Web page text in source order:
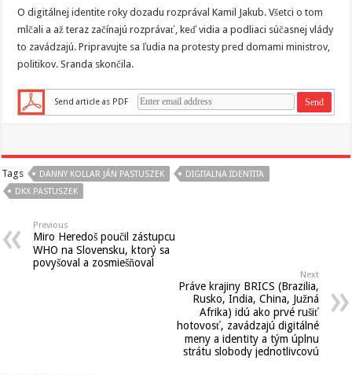
O digitálnej identite roky dozadu rozprával Kamil Jakub. Všetci o tom
mlčali a až teraz začínajú rozprávať, keď vidia a podliaci súčasnej vlády
to zavádzajú. Pripravujte sa ľudia na protesty pred domami ministrov,
politikov. Sranda skončila.
Send article as PDF
Tags DANNY KOLLAR JÁN PASTUSZEK
DIGITALNA IDENTITA
DKX PASTUSZEK
Previous
Miro Heredoš poučil zástupcu
WHO na Slovensku, ktorý sa
povyšoval a zosmiešňoval
Next
Práve krajiny BRICS (Brazilia,
Rusko, India, China, Južná
Afrika) idú ako prvé rušiť
hotovosť, zavádzajú digitálné
meny a identity a tým úplnu
strátu slobody jednotlivcovú